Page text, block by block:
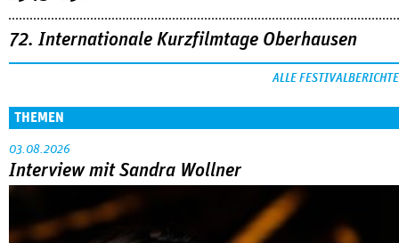
72. Internationale Kurzfilmtage Oberhausen
ALLE FESTIVALBERICHTE
THEMEN
03.08.2026
Interview mit Sandra Wollner